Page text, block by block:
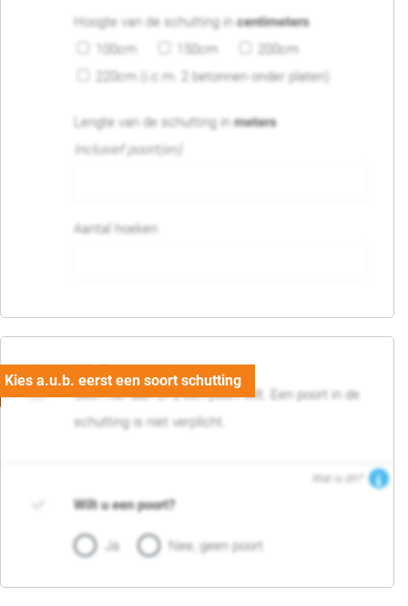
Hoogte van de schutting incentimeters
100cm
150cm
200cm
220cm (i.c.m. 2 betonnen onder platen)
Lengte van de schutting inmeters
Inclusief poort(en)
Aantal hoeken
05. Poort
Geef hier aan of u een poort wilt. Een poort in de
schutting is niet verplicht.
Wat is dit?
Wilt u een poort?
Ja Nee, geen poort